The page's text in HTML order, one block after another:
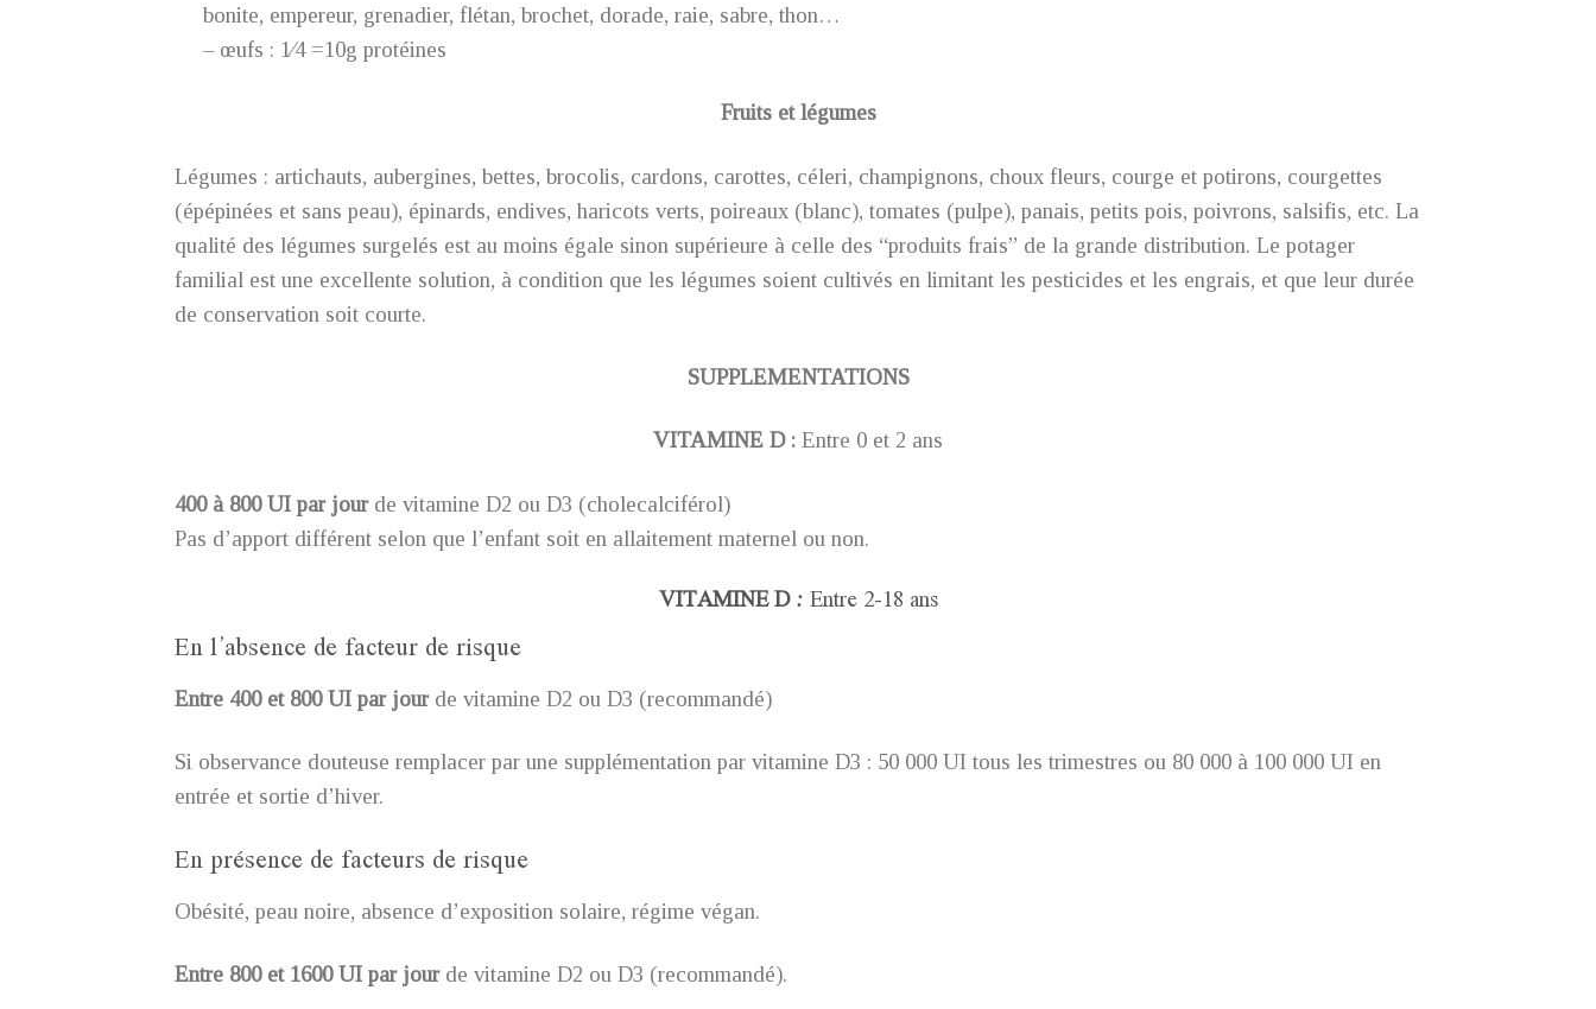
bonite, empereur, grenadier, flétan, brochet, dorade, raie, sabre, thon…
– œufs : 1⁄4 =10g protéines
Fruits et légumes
Légumes : artichauts, aubergines, bettes, brocolis, cardons, carottes, céleri, champignons, choux fleurs, courge et potirons, courgettes
(épépinées et sans peau), épinards, endives, haricots verts, poireaux (blanc), tomates (pulpe), panais, petits pois, poivrons, salsifis, etc. La
qualité des légumes surgelés est au moins égale sinon supérieure à celle des “produits frais” de la grande distribution. Le potager
familial est une excellente solution, à condition que les légumes soient cultivés en limitant les pesticides et les engrais, et que leur durée
de conservation soit courte.
SUPPLEMENTATIONS
VITAMINE D : Entre 0 et 2 ans
400 à 800 UI par jourde vitamine D2 ou D3 (cholecalciférol)
Pas d’apport différent selon que l’enfant soit en allaitement maternel ou non.
VITAMINE D :Entre 2-18 ans
En l’absence de facteur de risque
Entre 400 et 800 UI par jourde vitamine D2 ou D3 (recommandé)
Si observance douteuse remplacer par une supplémentation par vitamine D3 : 50 000 UI tous les trimestres ou 80 000 à 100 000 UI en
entrée et sortie d’hiver.
En présence de facteurs de risque
Obésité, peau noire, absence d’exposition solaire, régime végan.
Entre 800 et 1600 UI par jourde vitamine D2 ou D3 (recommandé).